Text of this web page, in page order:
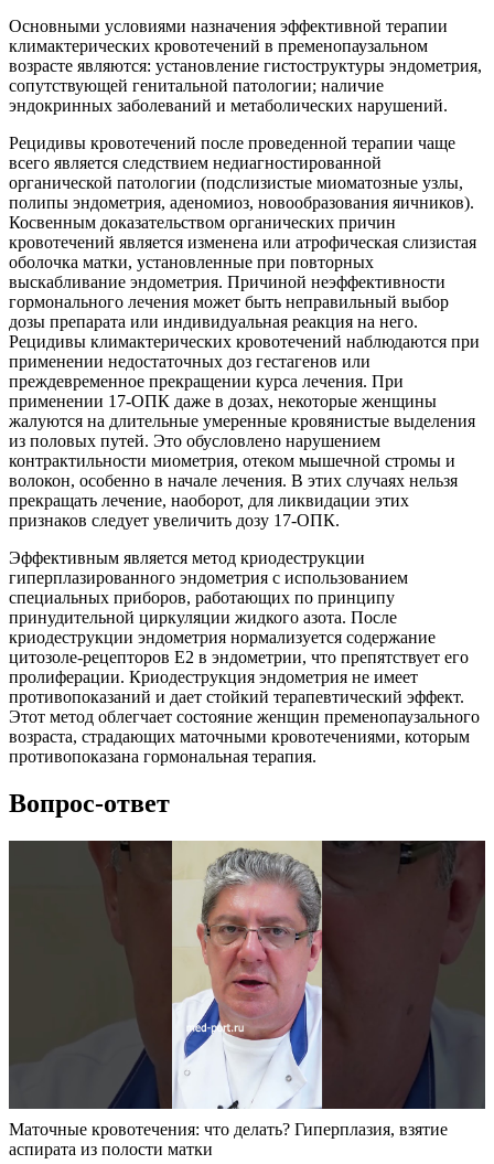
Основными условиями назначения эффективной терапии
климактерических кровотечений в пременопаузальном
возрасте являются: установление гистоструктуры эндометрия,
сопутствующей генитальной патологии; наличие
эндокринных заболеваний и метаболических нарушений.
Рецидивы кровотечений после проведенной терапии чаще
всего является следствием недиагностированной
органической патологии (подслизистые миоматозные узлы,
полипы эндометрия, аденомиоз, новообразования яичников).
Косвенным доказательством органических причин
кровотечений является изменена или атрофическая слизистая
оболочка матки, установленные при повторных
выскабливание эндометрия. Причиной неэффективности
гормонального лечения может быть неправильный выбор
дозы препарата или индивидуальная реакция на него.
Рецидивы климактерических кровотечений наблюдаются при
применении недостаточных доз гестагенов или
преждевременное прекращении курса лечения. При
применении 17-ОПК даже в дозах, некоторые женщины
жалуются на длительные умеренные кровянистые выделения
из половых путей. Это обусловлено нарушением
контрактильности миометрия, отеком мышечной стромы и
волокон, особенно в начале лечения. В этих случаях нельзя
прекращать лечение, наоборот, для ликвидации этих
признаков следует увеличить дозу 17-ОПК.
Эффективным является метод криодеструкции
гиперплазированного эндометрия с использованием
специальных приборов, работающих по принципу
принудительной циркуляции жидкого азота. После
криодеструкции эндометрия нормализуется содержание
цитозоле-рецепторов Е2 в эндометрии, что препятствует его
пролиферации. Криодеструкция эндометрия не имеет
противопоказаний и дает стойкий терапевтический эффект.
Этот метод облегчает состояние женщин пременопаузального
возраста, страдающих маточными кровотечениями, которым
противопоказана гормональная терапия.
Вопрос-ответ
Маточные кровотечения: что делать? Гиперплазия, взятие
аспирата из полости матки